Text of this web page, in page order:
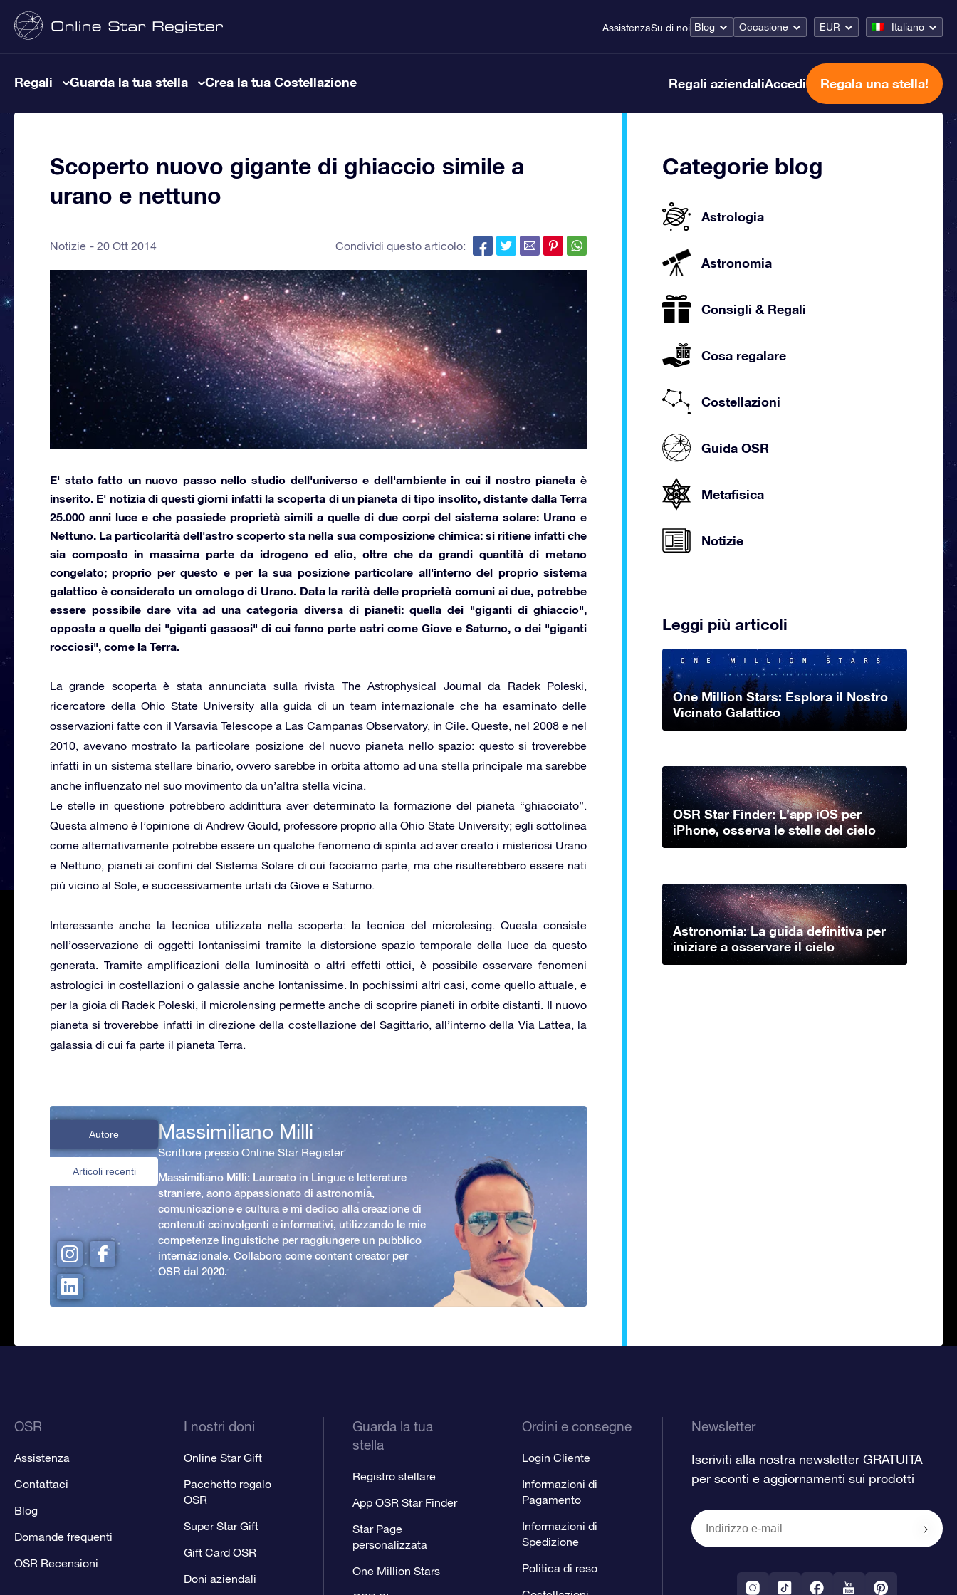
AssistenzaSu di noi Blog Occasione EUR Italiano
Regali Guarda la tua stella Crea la tua Costellazione Regali aziendaliAccedi Regala una stella!
Scoperto nuovo gigante di ghiaccio simile a
urano e nettuno
Notizie 20 Ott 2014 Condividi questo articolo:
E' stato fatto un nuovo passo nello studio dell'universo e dell'ambiente in cui il nostro pianeta è
inserito. E' notizia di questi giorni infatti la scoperta di un pianeta di tipo insolito, distante dalla Terra
25.000 anni luce e che possiede proprietà simili a quelle di due corpi del sistema solare: Urano e
Nettuno. La particolarità dell'astro scoperto sta nella sua composizione chimica: si ritiene infatti che
sia composto in massima parte da idrogeno ed elio, oltre che da grandi quantità di metano
congelato; proprio per questo e per la sua posizione particolare all'interno del proprio sistema
galattico è considerato un omologo di Urano. Data la rarità delle proprietà comuni ai due, potrebbe
essere possibile dare vita ad una categoria diversa di pianeti: quella dei "giganti di ghiaccio",
opposta a quella dei "giganti gassosi" di cui fanno parte astri come Giove e Saturno, o dei "giganti
rocciosi", come la Terra.
La grande scoperta è stata annunciata sulla rivista The Astrophysical Journal da Radek Poleski,
ricercatore della Ohio State University alla guida di un team internazionale che ha esaminato delle
osservazioni fatte con il Varsavia Telescope a Las Campanas Observatory, in Cile. Queste, nel 2008 e nel
2010, avevano mostrato la particolare posizione del nuovo pianeta nello spazio: questo si troverebbe
infatti in un sistema stellare binario, ovvero sarebbe in orbita attorno ad una stella principale ma sarebbe
anche influenzato nel suo movimento da un’altra stella vicina.
Le stelle in questione potrebbero addirittura aver determinato la formazione del pianeta “ghiacciato”.
Questa almeno è l’opinione di Andrew Gould, professore proprio alla Ohio State University; egli sottolinea
come alternativamente potrebbe essere un qualche fenomeno di spinta ad aver creato i misteriosi Urano
e Nettuno, pianeti ai confini del Sistema Solare di cui facciamo parte, ma che risulterebbero essere nati
più vicino al Sole, e successivamente urtati da Giove e Saturno.
Interessante anche la tecnica utilizzata nella scoperta: la tecnica del microlesing. Questa consiste
nell’osservazione di oggetti lontanissimi tramite la distorsione spazio temporale della luce da questo
generata. Tramite amplificazioni della luminosità o altri effetti ottici, è possibile osservare fenomeni
astrologici in costellazioni o galassie anche lontanissime. In pochissimi altri casi, come quello attuale, e
per la gioia di Radek Poleski, il microlensing permette anche di scoprire pianeti in orbite distanti. Il nuovo
pianeta si troverebbe infatti in direzione della costellazione del Sagittario, all’interno della Via Lattea, la
galassia di cui fa parte il pianeta Terra.
Autore
Articoli recenti
Massimiliano Milli
Scrittore presso Online Star Register
Massimiliano Milli: Laureato in Lingue e letterature
straniere, aono appassionato di astronomia,
comunicazione e cultura e mi dedico alla creazione di
contenuti coinvolgenti e informativi, utilizzando le mie
competenze linguistiche per raggiungere un pubblico
internazionale. Collaboro come content creator per
OSR dal 2020.
Categorie blog
Astrologia
Astronomia
Consigli & Regali
Cosa regalare
Costellazioni
Guida OSR
Metafisica
Notizie
Leggi più articoli
One Million Stars: Esplora il Nostro
Vicinato Galattico
OSR Star Finder: L’app iOS per
iPhone, osserva le stelle del cielo
Astronomia: La guida definitiva per
iniziare a osservare il cielo
OSR
Assistenza
Contattaci
Blog
Domande frequenti
OSR Recensioni
I nostri doni
Online Star Gift
Pacchetto regalo
OSR
Super Star Gift
Gift Card OSR
Doni aziendali
Guarda la tua
stella
Registro stellare
App OSR Star Finder
Star Page
personalizzata
One Million Stars
Ordini e consegne
Login Cliente
Informazioni di
Pagamento
Informazioni di
Spedizione
Politica di reso
Newsletter
Iscriviti alla nostra newsletter GRATUITA
per sconti e aggiornamenti sui prodotti